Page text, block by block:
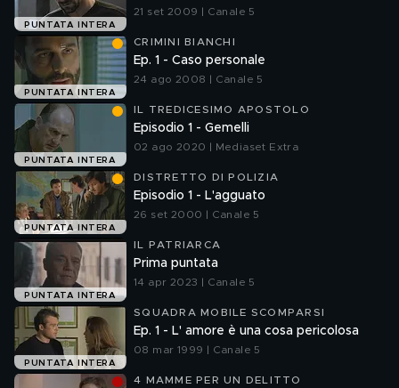
PUNTATA INTERA
21 set 2009 | Canale 5
PUNTATA INTERA
CRIMINI BIANCHI
Ep. 1 - Caso personale
24 ago 2008 | Canale 5
PUNTATA INTERA
IL TREDICESIMO APOSTOLO
Episodio 1 - Gemelli
02 ago 2020 | Mediaset Extra
PUNTATA INTERA
DISTRETTO DI POLIZIA
Episodio 1 - L'agguato
26 set 2000 | Canale 5
PUNTATA INTERA
IL PATRIARCA
Prima puntata
14 apr 2023 | Canale 5
PUNTATA INTERA
SQUADRA MOBILE SCOMPARSI
Ep. 1 - L' amore è una cosa pericolosa
08 mar 1999 | Canale 5
4 MAMME PER UN DELITTO